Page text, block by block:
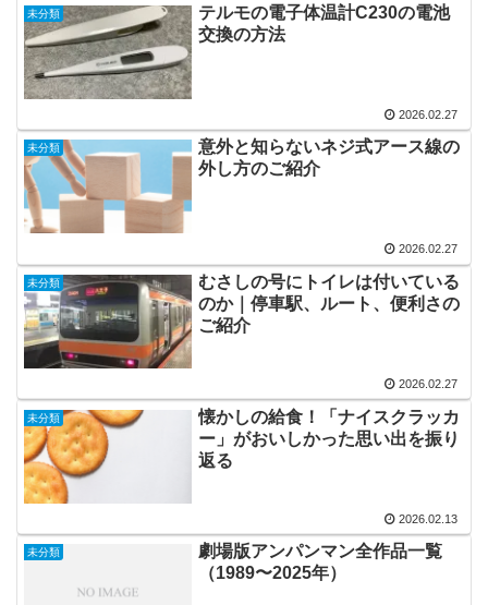
未分類
テルモの電子体温計C230の電池
交換の方法
2026.02.27
未分類
意外と知らないネジ式アース線の
外し方のご紹介
2026.02.27
未分類
むさしの号にトイレは付いている
のか｜停車駅、ルート、便利さの
ご紹介
2026.02.27
未分類
懐かしの給食！「ナイスクラッカ
ー」がおいしかった思い出を振り
返る
2026.02.13
未分類
劇場版アンパンマン全作品一覧
（1989〜2025年）